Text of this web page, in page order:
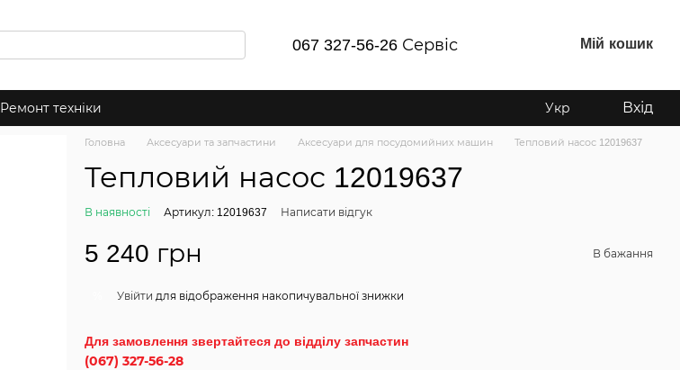
067 327-56-26 Сервіс Мій кошик
Ремонт техніки Укр Вхід
Головна Аксесуари та запчастини Аксесуари для посудомийних машин Тепловий насос 12019637
Тепловий насос 12019637
В наявності Артикул: 12019637 Написати відгук
5 240 грн В бажання
Увійти для відображення накопичувальної знижки
Для замовлення звертайтеся до відділу запчастин
(067) 327-56-28